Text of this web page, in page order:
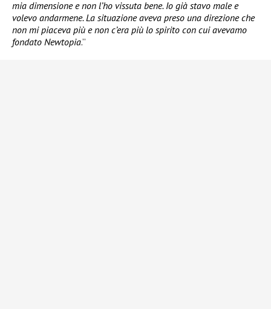
mia dimensione e non l’ho vissuta bene. Io già stavo male e
volevo andarmene. La situazione aveva preso una direzione che
non mi piaceva più e non c’era più lo spirito con cui avevamo
fondato Newtopia.”